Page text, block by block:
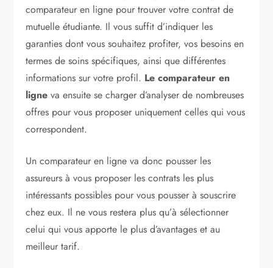
comparateur en ligne pour trouver votre contrat de
mutuelle étudiante. Il vous suffit d’indiquer les
garanties dont vous souhaitez profiter, vos besoins en
termes de soins spécifiques, ainsi que différentes
informations sur votre profil. Le comparateur en
ligneva ensuite se charger d’analyser de nombreuses
offres pour vous proposer uniquement celles qui vous
correspondent.
Un comparateur en ligne va donc pousser les
assureurs à vous proposer les contrats les plus
intéressants possibles pour vous pousser à souscrire
chez eux. Il ne vous restera plus qu’à sélectionner
celui qui vous apporte le plus d’avantages et au
meilleur tarif.